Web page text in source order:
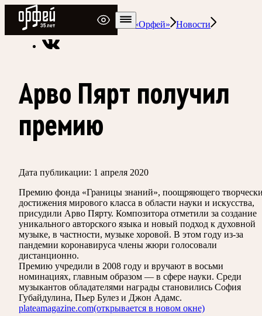
Радио Орфей
Радио классической музыки «Орфей»
Новости
Арво Пярт получил
премию
Дата публикации: 1 апреля 2020
Премию фонда «Границы знаний», поощряющего
достижения мирового класса в области науки и искусства,
присудили Арво Пярту. Композитора отметили за создание
уникального авторского языка и новый подход к духовной
музыке, в частности, музыке хоровой. В этом году из-за
пандемии коронавируса члены жюри голосовали
дистанционно.
Премию учредили в 2008 году и вручают в восьми
номинациях, главным образом — в сфере науки. Среди
музыкантов обладателями награды становились София
Губайдулина, Пьер Булез и Джон Адамс.
plateamagazine.com(открывается в новом окне)